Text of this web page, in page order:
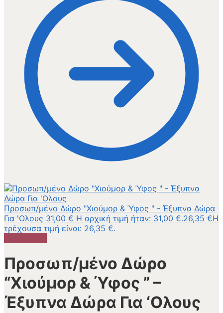
Προσωπ/μένο Δώρο "Χιούμορ & Ύφος " - Έξυπνα Δώρα
Για 'Ολους 31,00€ Η αρχική τιμή ήταν: 31,00 €.26,35 €Η
τρέχουσα τιμή είναι: 26,35 €.
Προσωπ/μένο Δώρο
“Χιούμορ & Ύφος ” –
Έξυπνα Δώρα Για ‘Ολους